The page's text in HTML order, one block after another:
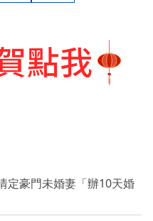
豪門未婚妻「辦10天婚